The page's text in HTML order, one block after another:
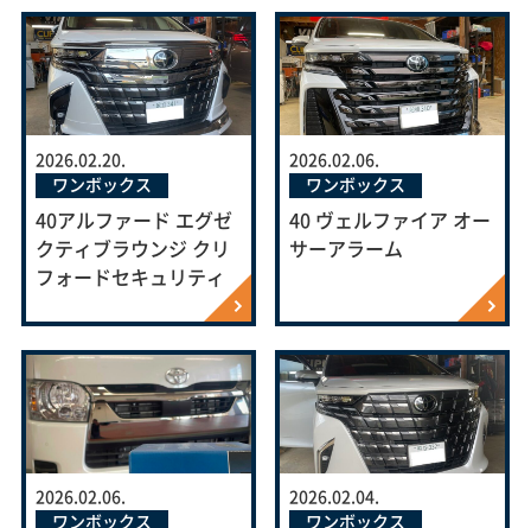
2026.02.20.
ワンボックス
40アルファード エグゼ
クティブラウンジ クリ
フォードセキュリティ
2026.02.06.
ワンボックス
40 ヴェルファイア オー
サーアラーム
2026.02.06.
ワンボックス
2026.02.04.
ワンボックス